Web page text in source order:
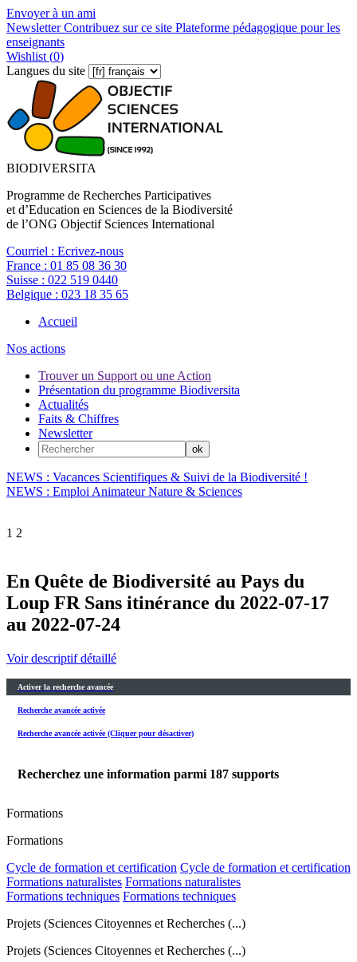
Envoyer à un ami
NewsletterContribuez sur ce site Plateforme pédagogique pour les
enseignants
Wishlist (0)
Langues du site
BIODIVERSITA
Programme de Recherches Participatives
et d’Education en Sciences de la Biodiversité
de l’ONG Objectif Sciences International
Courriel : Ecrivez-nous
France : 01 85 08 36 30
Suisse : 022 519 0440
Belgique : 023 18 35 65
Accueil
Nos actions
Trouver un Support ou une Action
Présentation du programme Biodiversita
Actualités
Faits & Chiffres
Newsletter
NEWS : Vacances Scientifiques & Suivi de la Biodiversité !
NEWS : Emploi Animateur Nature & Sciences
1 2
En Quête de Biodiversité au Pays du
Loup FR Sans itinérance du 2022-07-17
au 2022-07-24
Voir descriptif détaillé
Activer la recherche avancée
Recherche avancée activée
Recherche avancée activée (Cliquer pour désactiver)
Recherchez une information parmi 187 supports
Formations
Formations
Cycle de formation et certification Cycle de formation et certification
Formations naturalistes Formations naturalistes
Formations techniques Formations techniques
Projets (Sciences Citoyennes et Recherches (...)
Projets (Sciences Citoyennes et Recherches (...)